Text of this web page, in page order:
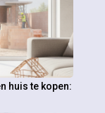
huis te kopen: